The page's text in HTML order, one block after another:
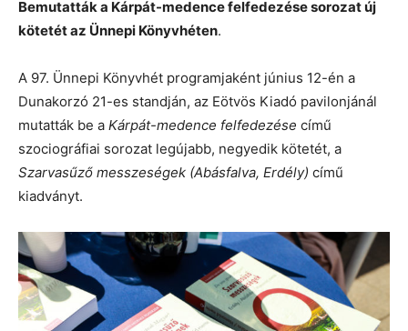
Bemutatták a Kárpát-medence felfedezése sorozat új
kötetét az Ünnepi Könyvhéten.
A 97. Ünnepi Könyvhét programjaként június 12-én a
Dunakorzó 21-es standján, az Eötvös Kiadó pavilonjánál
mutatták be a Kárpát-medence felfedezése című
szociográfiai sorozat legújabb, negyedik kötetét, a
Szarvasűző messzeségek (Abásfalva, Erdély) című
kiadványt.